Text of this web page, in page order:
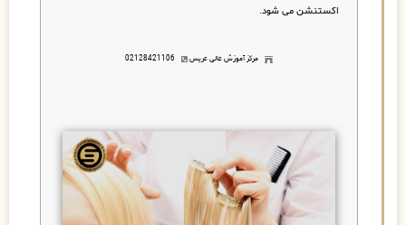
اکستنشن می شود.
مرکز آموزش عالی عریس 02128421106